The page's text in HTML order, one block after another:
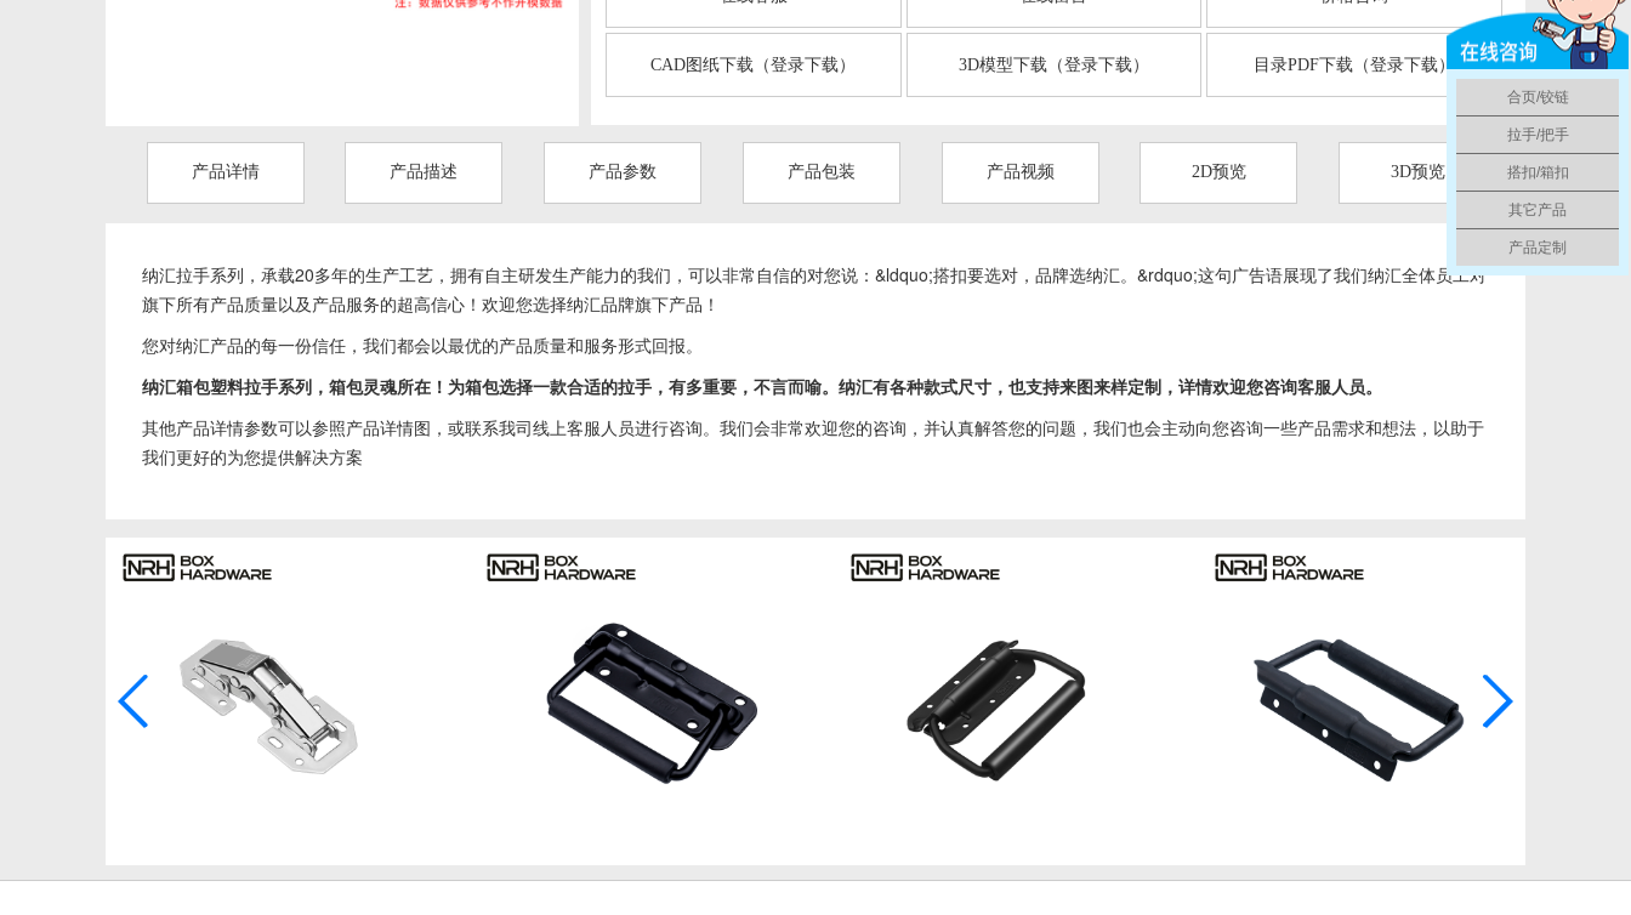
CAD图纸下载（登录下载） 3D模型下载（登录下载） 目录PDF下载（登录下载）
产品详情 产品描述 产品参数 产品包装 产品视频 2D预览 3D预览
纳汇拉手系列， 承载20多年的生产工艺，拥有自主研发生产能力的我们，可以非常自信的对您说：&ldquo;搭扣要选对，品牌选纳汇。&rdquo;这句广告语展现了我们纳汇全体员工对
旗下所有产品质量以及产品服务的超高信心！欢迎您选择纳汇品牌旗下产品！
您对纳汇产品的每一份信任，我们都会以最优的产品质量和服务形式回报。
纳汇箱包塑料拉手系列，箱包灵魂所在！为箱包选择一款合适的拉手，有多重要，不言而喻。纳汇有各种款式尺寸，也支持来图来样定制，详情欢迎您咨询客服人员。
其他产品详情参数可以参照产品详情图，或联系我司线上客服人员进行咨询。我们会非常欢迎您的咨询，并认真解答您的问题，我们也会主动向您咨询一些产品需求和想法，以助于
我们更好的为您提供解决方案
合页/铰链
拉手/把手
搭扣/箱扣
其它产品
产品定制